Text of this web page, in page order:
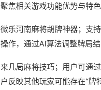
聚焦相关游戏功能优势与特色
微乐河南麻将胡牌神器；支
操作，通过AI算法调整牌局结
来几局麻将技巧；用户可通
户反映其他玩家可能存在“牌